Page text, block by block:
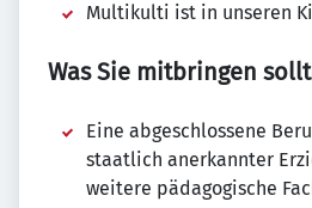
Multikulti ist in unseren
Was Sie mitbringen
Eine abgeschlossene
staatlich anerkannter
weitere pädagogische